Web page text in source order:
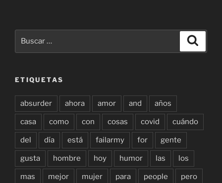
ETIQUETAS
absurder ahora amor and años
casa como con cosas covid cuándo
del día está failarmy for gente
gusta hombre hoy humor las los
mas mejor mujer para people pero